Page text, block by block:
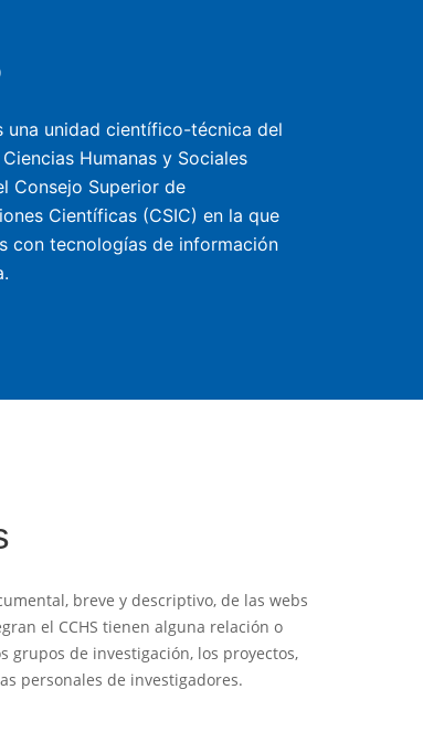
una unidad científico-técnica del
Humanas y Sociales
Consejo Superior de
Científicas (CSIC) en la que
con tecnologías de información
breve y descriptivo, de las webs
el CCHS tienen alguna relación o
grupos de investigación, los proyectos,
personales de investigadores.